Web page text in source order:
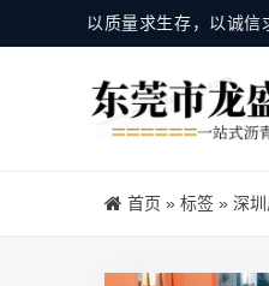
以质量求生存，以诚信
首页 » 标签 » 深